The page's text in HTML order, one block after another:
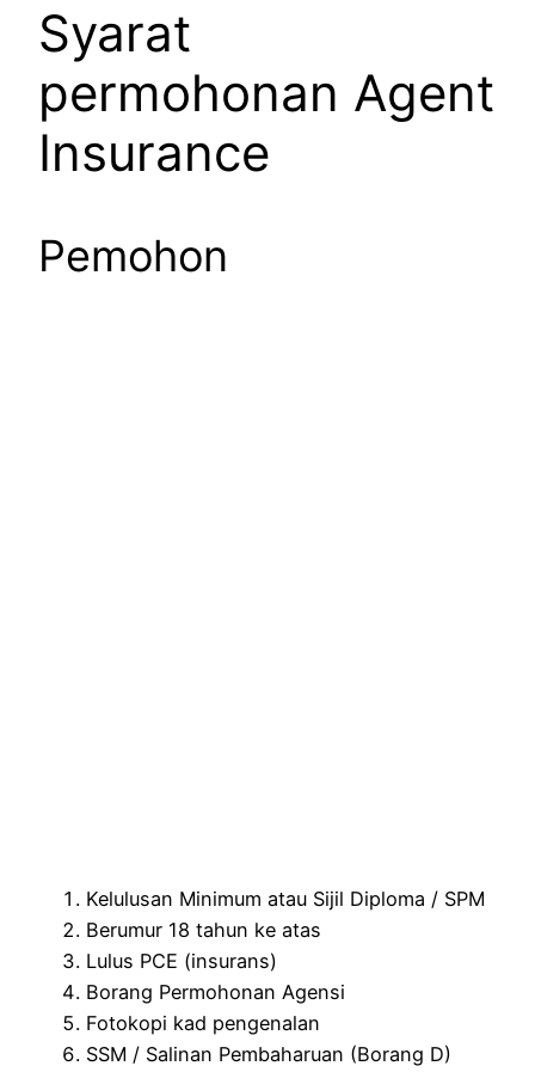
Syarat
permohonan Agent
Insurance
Pemohon
Kelulusan Minimum atau Sijil Diploma / SPM
Berumur 18 tahun ke atas
Lulus PCE (insurans)
Borang Permohonan Agensi
Fotokopi kad pengenalan
SSM / Salinan Pembaharuan (Borang D)